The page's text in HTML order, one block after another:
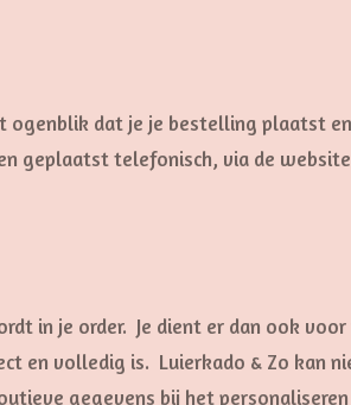
dat je je bestelling plaatst
geplaatst telefonisch, via de
in je order. Je dient er dan ook
en volledig is. Luierkado & Zo kan
gegevens bij het